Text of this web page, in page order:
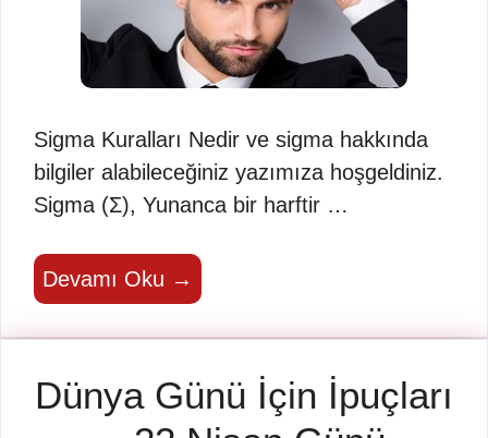
Sigma Kuralları Nedir ve sigma hakkında
bilgiler alabileceğiniz yazımıza hoşgeldiniz.
Sigma (Σ), Yunanca bir harftir …
Devamı Oku →
Dünya Günü İçin İpuçları